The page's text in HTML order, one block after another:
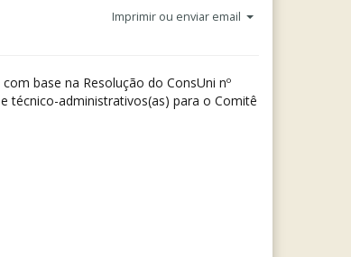
Imprimir ou enviar email
base na Resolução do ConsUni nº
técnico-administrativos(as) para o Comitê